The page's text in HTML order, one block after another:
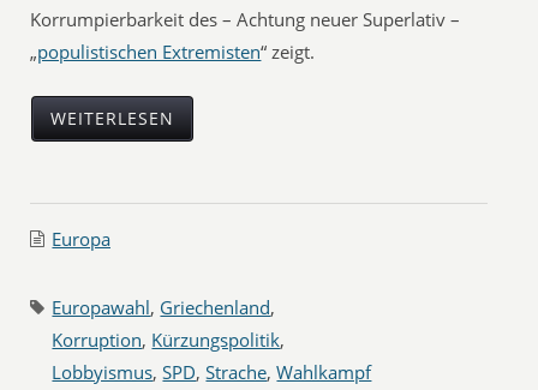
Korrumpierbarkeit des – Achtung neuer Superlativ –
„populistischen Extremisten“ zeigt.
WEITERLESEN
Europa
Europawahl, Griechenland,
Korruption, Kürzungspolitik,
Lobbyismus,SPD,Strache,Wahlkampf